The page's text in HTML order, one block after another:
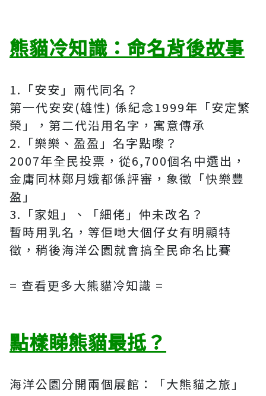
熊貓冷知識：命名背後故事
1.「安安」兩代同名？
第一代安安(雄性) 係紀念1999年「安定繁
榮」，第二代沿用名字，寓意傳承
2. 「樂樂、盈盈」名字點嚟？
2007年全民投票，從6,700個名中選出，
金庸同林鄭月娥都係評審，象徵「快樂豐
盈」
3.「家姐」、「細佬」仲未改名？
暫時用乳名，等佢哋大個仔女有明顯特
徵，稍後海洋公園就會搞全民命名比賽
= 查看更多大熊貓冷知識 =
點樣睇熊貓最抵？
海洋公園分開兩個展館：「大熊貓之旅」